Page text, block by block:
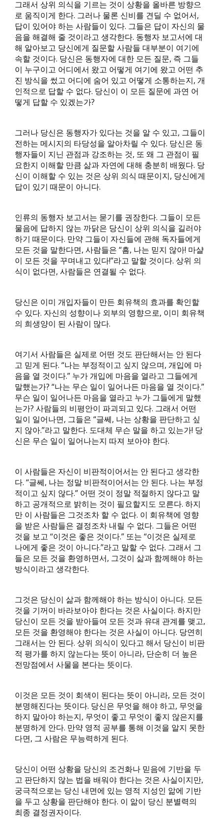
그래서 상위 의식을 기르는 것이 상황을 올바른 방향으
로 움직이게 한다. 그러나 물론 신비를 견딜 수 없어서,
답이 있어야 하는 사람들이 있다. 그들은 답이 자신의 물
음을 해결해 줄 것이라고 생각한다. 동행자 보고서에 대
해 알아보고 당신에게 질문할 사람들 대부분이 여기에
속할 것이다. 당신은 동행자에 대한 모든 질문, 즉 그들
이 누구이고 어디에서 왔고 어떻게 여기에 왔고 어떤 추
진 방식을 썼고 어디에 숨어 있고 어떻게 소통하는지, 개
인적으로 답할 수 없다. 당신이 이 모든 질문에 과연 어
떻게 답할 수 있겠는가?
그러나 당신은 동행자가 있다는 것을 알 수 있고, 그들이
전하는 메시지의 타당성을 알아차릴 수 있다. 당신은 동
행자들이 지닌 관점과 강조하는 것, 또 왜 그 관점이 필
요한지 이해할 만큼 삶과 자연에 대해 충분히 배웠다. 당
신이 이해할 수 있는 것은 상위 의식 때문이지, 당신에게
답이 있기 때문이 아니다.
인류의 동행자 보고서는 묻기를 권장한다. 그들이 모든
물음에 답하지 않는 까닭은 당신이 상위 의식을 길러야
하기 때문이다. 만약 그들이 자신들에 관해 독자들에게
모든 것을 말한다면, 사람들은 “흠, 나는 믿지 않아! 마샬
이 모든 것을 꾸며내고 있다!”라고 말할 것이다. 상위 의
식이 없다면, 사람들은 연결될 수 없다.
당신은 이미 개입자들이 만든 회유책의 효과를 확인할
수 있다. 자신의 성향이나 외부의 영향으로, 이미 회유책
의 희생양이 된 사람이 많다.
여기서 사람들은 실제로 어떤 것도 판단해서는 안 된다
고 믿게 된다. “나는 부정적이고 싶지 않으며, 개입에 마
음을 열 것이다.” 누가 개입에 마음을 열라고 그들에게
말했는가? “나는 무슨 일이 일어나든 마음을 열 것이다.”
무슨 일이 일어나든 마음을 열라고 누가 그들에게 말했
는가? 사람들의 비평안이 파괴되고 있다. 그래서 어떤
일이 일어나면, 그들은 “글쎄, 나는 상황을 판단하고 싶
지 않아.”라고 말한다. 도대체 무슨 말을 하고 있는가! 당
신은 무슨 일이 일어나는지 따져 보아야 한다.
이 사람들은 자신이 비판적이어서는 안 된다고 생각한
다. “글쎄, 나는 정말 비판적이어서는 안 된다. 나는 부정
적이고 싶지 않다.” 어떤 것이 정말 적절하지 않다고 말
하고 공개적으로 밝히는 것이 필요할지도 모른다. 하지
만 이 사람들은 그것조차 할 수 없다. 이 회유책에 영향
을 받은 사람들은 결정조차 내릴 수 없다. 그들은 어떤
것을 보고 “이것은 좋은 것이다.” 또는 “이것은 실제로
나에게 좋은 것이 아니다.”라고 말할 수 없다. 그래서 그
들은 모든 것을 환영하면서, 그것이 삶과 함께해야 하는
방식이라고 생각한다.
그것은 당신이 삶과 함께해야 하는 방식이 아니다. 모든
것을 기꺼이 바라보아야 한다는 것은 사실이다. 하지만
당신이 모든 것을 받아들여 모든 것과 유대 관계를 맺고,
모든 것을 환영해야 한다는 것은 사실이 아니다. 당연히
그래서는 안 된다. 상위 의식이 있다고 해서 당신이 비판
적 평가를 하지 않는다는 뜻이 아니라, 단순히 더 높은
전망점에서 사물을 본다는 뜻이다.
이것은 모든 것이 회색이 된다는 뜻이 아니라, 모든 것이
분명해진다는 뜻이다. 당신은 무엇을 해야 하고, 무엇을
하지 말아야 하는지, 무엇이 좋고 무엇이 좋지 않은지를
분명하게 안다. 만약 영적 공부를 통해 이것을 알지 못한
다면, 그 사람은 무능력하게 된다.
당신이 어떤 상황을 당신의 조건화나 믿음에 기반을 두
고 판단하지 않는 법을 배워야 한다는 것은 사실이지만,
궁극적으로는 당신 내면에 있는 영적 지성인 앎에 기반
을 두고 상황을 판단해야 한다. 이 앎이 당신 분별력의
최종 결정권자이다.